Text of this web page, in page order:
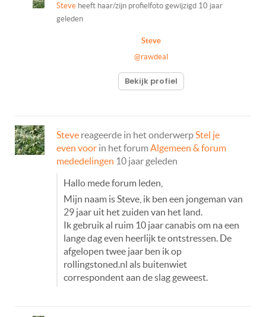
Steve heeft haar/zijn profielfoto gewijzigd 10 jaar
geleden
Steve
@rawdeal
Bekijk profiel
Steve reageerde in het onderwerp Stel je
even voor in het forum Algemeen & forum
mededelingen 10 jaar geleden
Hallo mede forum leden,
Mijn naam is Steve, ik ben een jongeman van
29 jaar uit het zuiden van het land.
Ik gebruik al ruim 10 jaar canabis om na een
lange dag even heerlijk te ontstressen. De
afgelopen twee jaar ben ik op
rollingstoned.nl als buitenwiet
correspondent aan de slag geweest.